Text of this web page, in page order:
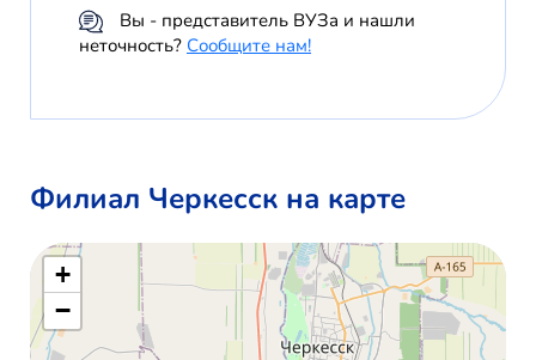
Вы - представитель ВУЗа и нашли
неточность? Сообщите нам!
Филиал Черкесск на карте
+
−